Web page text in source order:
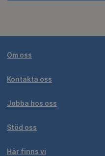
Om oss
Kontakta oss
Jobba hos oss
Stöd oss
Här finns vi